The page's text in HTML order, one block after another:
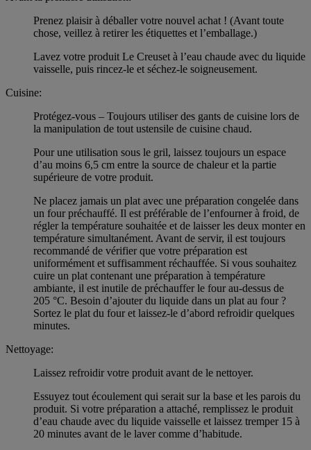
Prenez plaisir à déballer votre nouvel achat ! (Avant toute
chose, veillez à retirer les étiquettes et l’emballage.)
Lavez votre produit Le Creuset à l’eau chaude avec du liquide
vaisselle, puis rincez-le et séchez-le soigneusement.
Cuisine:
Protégez-vous – Toujours utiliser des gants de cuisine lors de
la manipulation de tout ustensile de cuisine chaud.
Pour une utilisation sous le gril, laissez toujours un espace
d’au moins 6,5 cm entre la source de chaleur et la partie
supérieure de votre produit.
Ne placez jamais un plat avec une préparation congelée dans
un four préchauffé. Il est préférable de l’enfourner à froid, de
régler la température souhaitée et de laisser les deux monter en
température simultanément. Avant de servir, il est toujours
recommandé de vérifier que votre préparation est
uniformément et suffisamment réchauffée. Si vous souhaitez
cuire un plat contenant une préparation à température
ambiante, il est inutile de préchauffer le four au-dessus de
205 °C. Besoin d’ajouter du liquide dans un plat au four ?
Sortez le plat du four et laissez-le d’abord refroidir quelques
minutes.
Nettoyage:
Laissez refroidir votre produit avant de le nettoyer.
Essuyez tout écoulement qui serait sur la base et les parois du
produit. Si votre préparation a attaché, remplissez le produit
d’eau chaude avec du liquide vaisselle et laissez tremper 15 à
20 minutes avant de le laver comme d’habitude.